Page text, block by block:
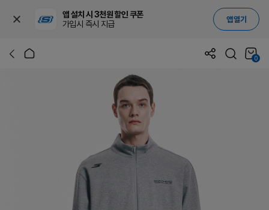
앱 설치 시 3천원 할인 쿠폰
가입시 즉시 지급
앱 열기
0